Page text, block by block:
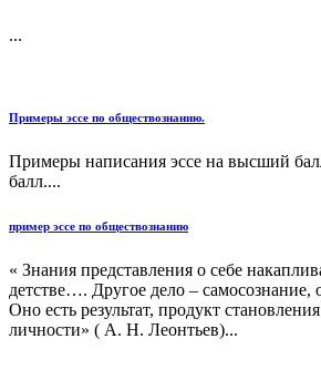
...
Примеры эссе по обществознанию.
Примеры написания эссе на высший
балл....
пример эссе по обществознанию
« Знания представления о себе
детстве…. Другое дело – самосознание,
Оно есть результат, продукт
личности» ( А. Н. Леонтьев)...